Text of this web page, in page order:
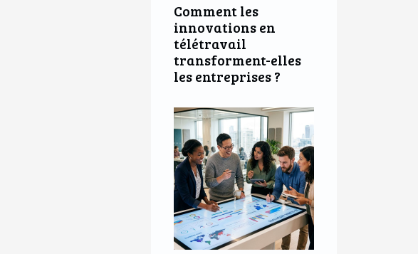
Comment les
innovations en
télétravail
transforment-elles
les entreprises ?